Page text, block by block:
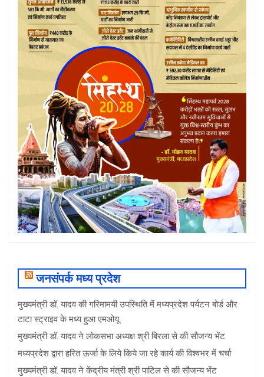
जनसंपर्क मध्य प्रदेश
मुख्यमंत्री डॉ. यादव की गरिमामयी उपस्थिति में मध्यप्रदेश पर्यटन बोर्ड और
टाटा स्ट्राइव के मध्य हुआ एमओयू
मुख्यमंत्री डॉ. यादव ने लोकसभा अध्यक्ष श्री बिरला से की सौजन्य भेंट
मध्यप्रदेश द्वारा हरित ऊर्जा के लिये किये जा रहे कार्य की विश्वभर में चर्चा
मुख्यमंत्री डॉ. यादव ने केंद्रीय मंत्री श्री पाटिल से की सौजन्य भेंट